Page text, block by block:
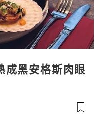
成黑安格斯肉眼